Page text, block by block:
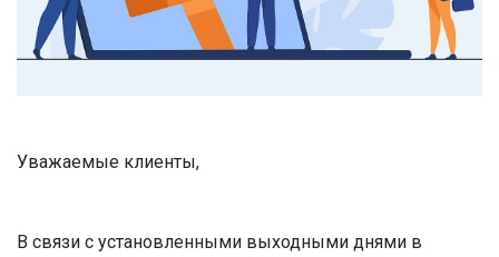
Уважаемые клиенты,
В связи с установленными выходными днями в